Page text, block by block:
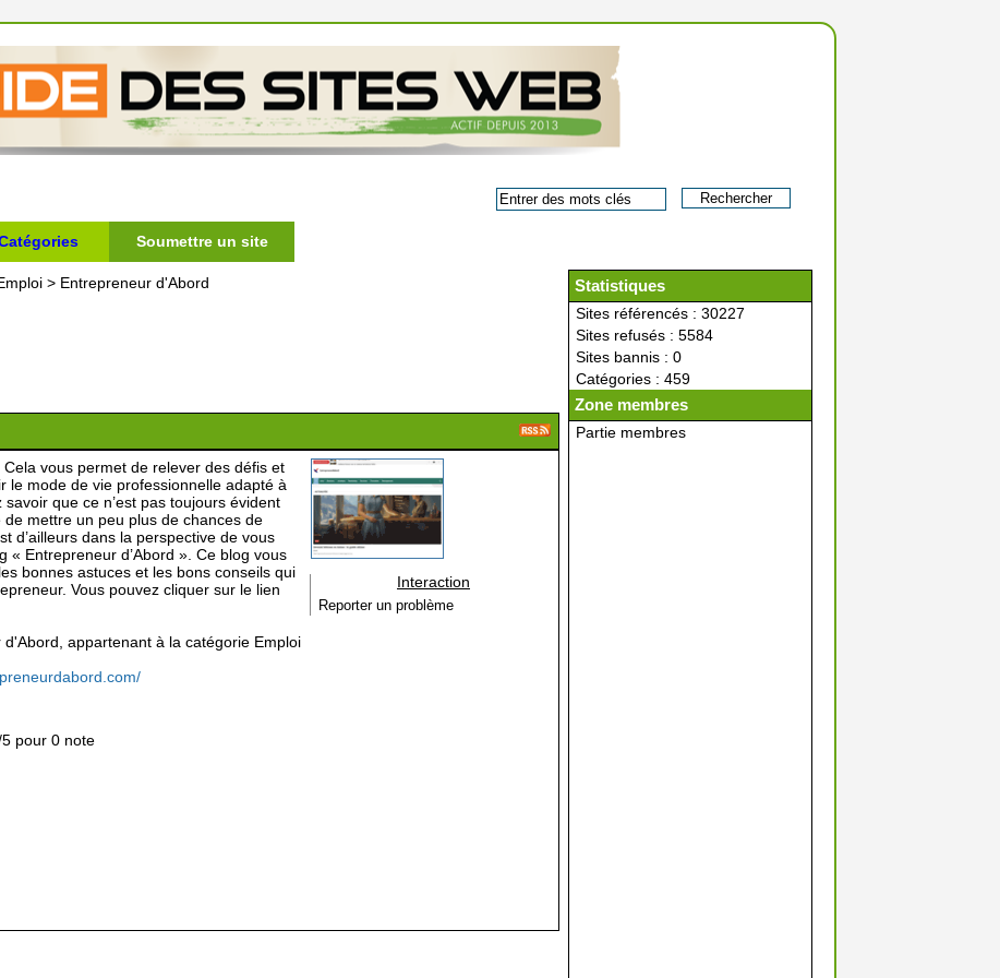
Soumettre un site
Statistiques
Sites référencés : 30227
Sites refusés : 5584
Sites bannis : 0
Catégories : 459
Zone membres
Partie membres
> Entrepreneur d'Abord
vous permet de relever des défis et
le mode de vie professionnelle adapté à
que ce n’est pas toujours évident
mettre un peu plus de chances de
d’ailleurs dans la perspective de vous
« Entrepreneur d’Abord ». Ce blog vous
bonnes astuces et les bons conseils qui
Vous pouvez cliquer sur le lien
appartenant à la catégorie Emploi
pour 0 note
Interaction
Reporter un problème